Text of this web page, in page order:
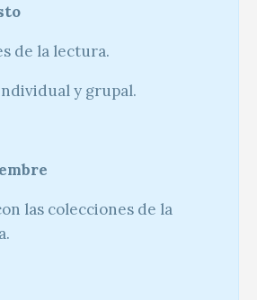
de la lectura.
y grupal.
las colecciones de la